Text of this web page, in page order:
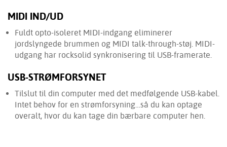
MIDI IND/UD
Fuldt opto-isoleret MIDI-indgang eliminerer
jordslyngede brummen og MIDI talk-through-støj. MIDI-
udgang har rocksolid synkronisering til USB-framerate.
USB-STRØMFORSYNET
Tilslut til din computer med det medfølgende USB-kabel.
Intet behov for en strømforsyning…så du kan optage
overalt, hvor du kan tage din bærbare computer hen.